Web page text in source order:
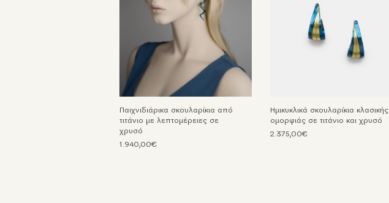
Παιχνιδιάρικα σκουλαρίκια από
τιτάνιο με λεπτομέρειες σε
χρυσό
1.940,00€
Ημικυκλικά σκουλαρίκια κλασικής
ομορφιάς σε τιτάνιο και χρυσό
2.375,00€